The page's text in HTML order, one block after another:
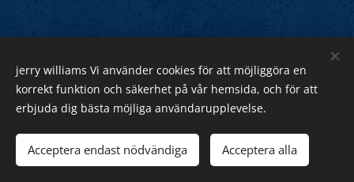
Jerry Williams
Sveriges Rock Kung.
Webnode Cookies
jerry williams Vi använder cookies för att möjliggöra en
korrekt funktion och säkerhet på vår hemsida, och för att
erbjuda dig bästa möjliga användarupplevelse.
Acceptera endast nödvändiga Acceptera alla